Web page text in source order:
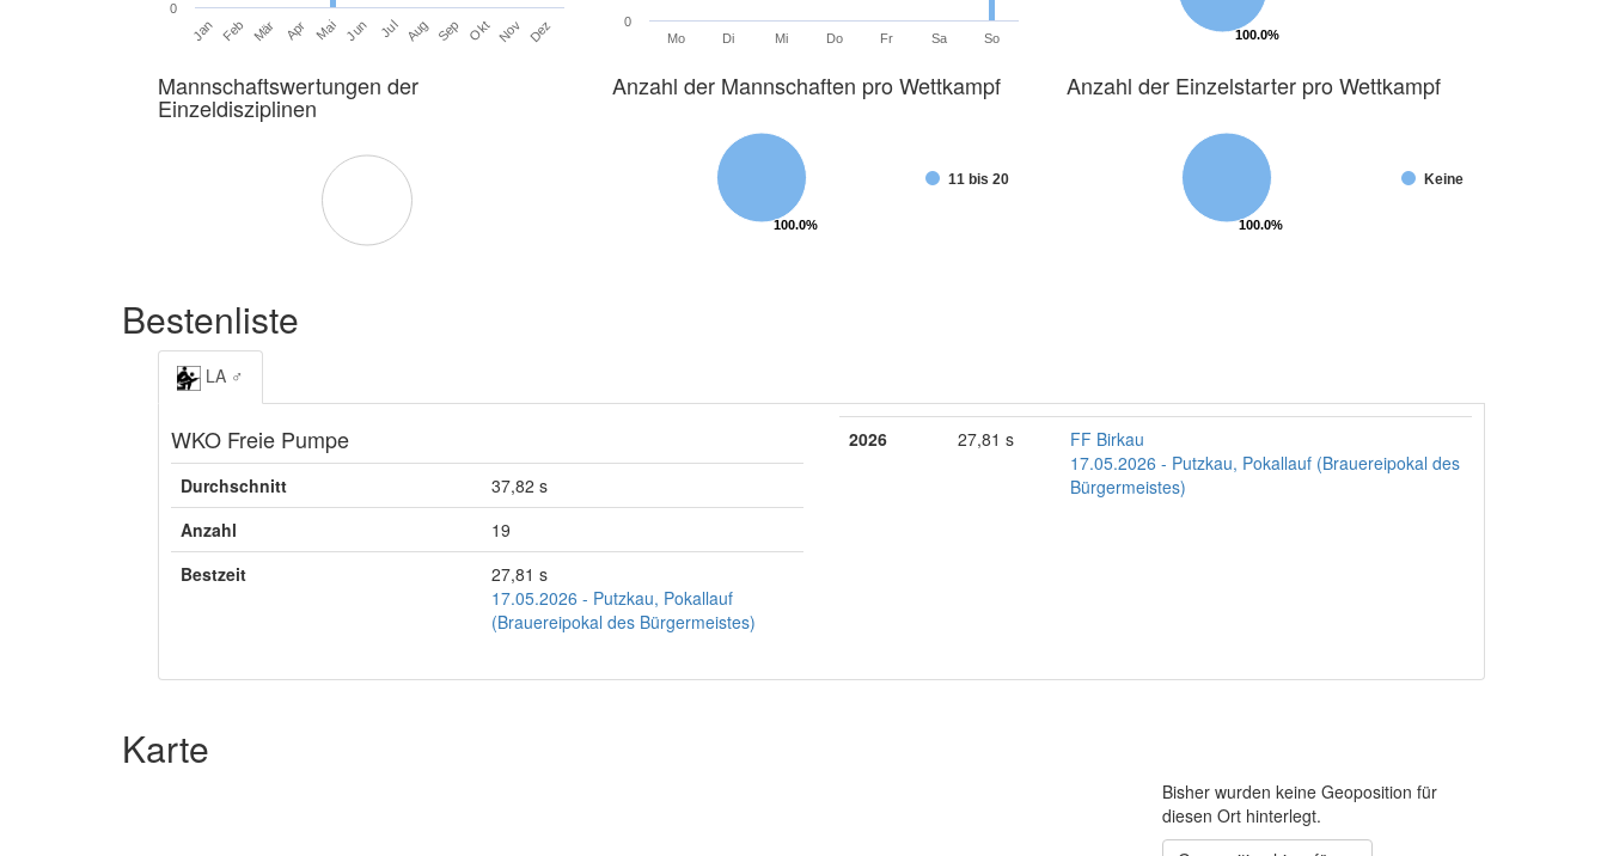
Jan Feb Mär Apr Mai Jun Jul Aug Sep Okt Nov Dez
0
Mo Di Mi Do Fr Sa So
0
100.0%
100.0%
Mannschaftswertungen der
Einzeldisziplinen
Anzahl der Mannschaften pro Wettkampf
100.0%
100.0%
11 bis 20
Anzahl der Einzelstarter pro Wettkampf
100.0%
100.0%
Keine
Bestenliste
LA ♂
WKO Freie Pumpe
Durchschnitt
37,82 s
Anzahl
19
Bestzeit
27,81 s
17.05.2026 - Putzkau, Pokallauf
(Brauereipokal des Bürgermeistes)
2026 27,81 s
FF Birkau
17.05.2026 - Putzkau, Pokallauf (Brauereipokal des
Bürgermeistes)
Karte
Bisher wurden keine Geoposition für
diesen Ort hinterlegt.